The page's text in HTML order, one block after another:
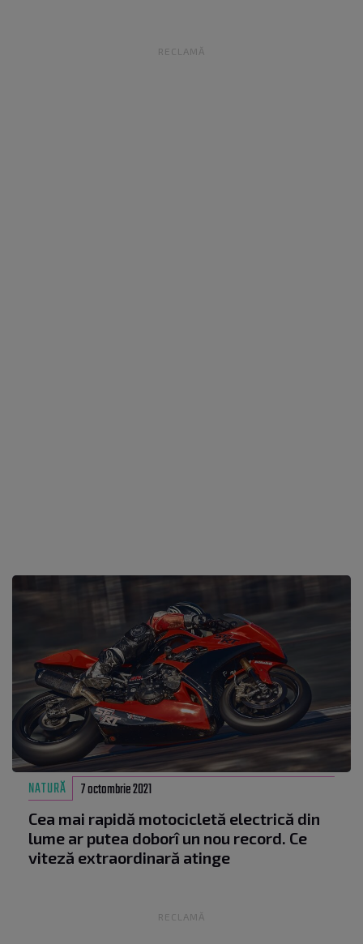
RECLAMĂ
NATURĂ 7 octombrie 2021
Cea mai rapidă motocicletă electrică din
lume ar putea doborî un nou record. Ce
viteză extraordinară atinge
RECLAMĂ